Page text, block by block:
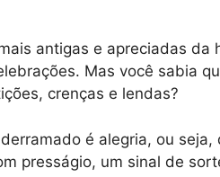
antigas e apreciadas da
Mas você sabia
crenças e lendas?
é alegria, ou
presságio, um sinal de